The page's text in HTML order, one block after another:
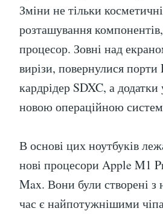
Зміни не тільки
розташування
процесор. Зовні над
вирізи, повернулися порти
кардрідер SDXC, а
новою операційною
В основі цих ноутбуків
нові процесори Apple M1
Max. Вони були створені з
час є найпотужнішими